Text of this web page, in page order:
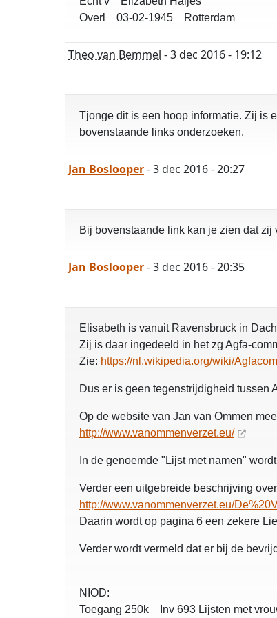
Overl 03-02-1945 Rotterdam
Theo van Bemmel - 3 dec 2016 - 19:12
Tjonge dit is een hoop informatie. Zij is
bovenstaande links onderzoeken.
Jan Boslooper- 3 dec 2016 - 20:27
Bij bovenstaande link kan je zien dat
Jan Boslooper- 3 dec 2016 - 20:35
Elisabeth is vanuit Ravensbruck in
Zij is daar ingedeeld in het zg Agfa-
Zie: https://nl.wikipedia.org/wiki/
Dus er is geen tegenstrijdigheid tussen
Op de website van Jan van Ommen
http://www.vanommenverzet.eu/
In de genoemde "Lijst met namen"
Verder een uitgebreide beschrijving
http://www.vanommenverzet.eu/
Daarin wordt op pagina 6 een zekere
Verder wordt vermeld dat er bij de
NIOD:
Toegang 250k Inv 693 Lijsten met